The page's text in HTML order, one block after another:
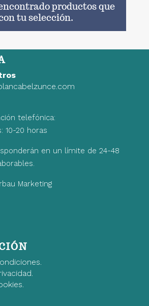
productos que
tu selección.
telefónica:
10-20 horas
en un límite de 24-48
Marketing